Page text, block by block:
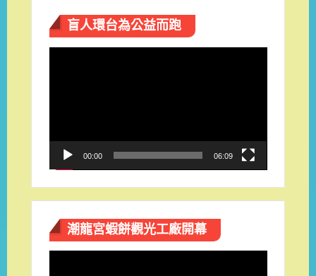
盲人環台​為公益而跑
00:00 06:09
潮龍宮蝦餅觀光工廠開幕